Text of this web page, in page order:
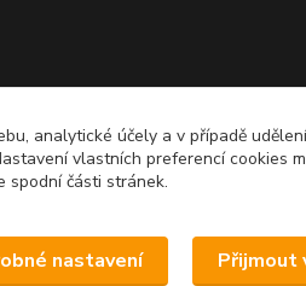
analytické účely a v případě
vlastních preferencí cookies
spodní části stránek.
nastavení Přijmout